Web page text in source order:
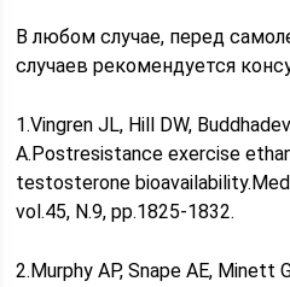
В любом случае, перед
случаев рекомендуется
1.Vingren JL, Hill DW,
A.Postresistance exercise
testosterone
vol.45, N.9, pp.1825-1832.
2.Murphy AP, Snape AE, Minett